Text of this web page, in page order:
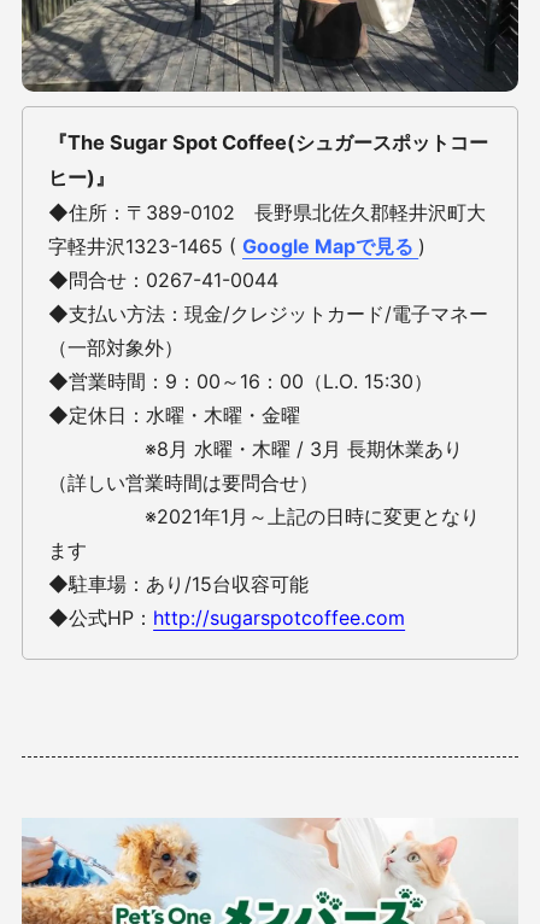
『The Sugar Spot Coffee(シュガースポットコー
ヒー)』
◆住所：〒389-0102 長野県北佐久郡軽井沢町大
字軽井沢1323-1465 (Google Mapで見る )
◆問合せ：0267-41-0044
◆支払い方法：現金/クレジットカード/電子マネー
（一部対象外）
◆営業時間： 9：00～16：00（L.O. 15:30）
◆定休日：水曜・木曜・金曜
※8月 水曜・木曜 / 3月 長期休業あり
（詳しい営業時間は要問合せ）
※2021年1月～上記の日時に変更となり
ます
◆駐車場：あり/15台収容可能
◆公式HP： http://sugarspotcoffee.com